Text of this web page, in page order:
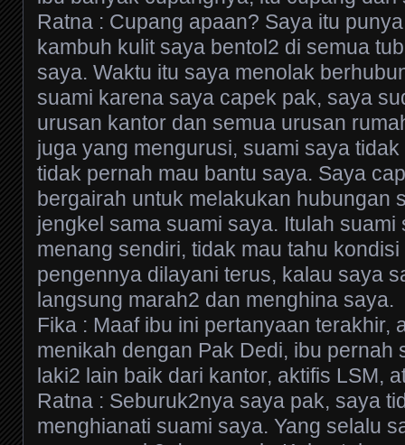
Ratna : Cupang apaan? Saya itu
kambuh kulit saya bentol2 di semua
saya. Waktu itu saya menolak
suami karena saya capek pak, saya
urusan kantor dan semua urusan
juga yang mengurusi, suami saya
tidak pernah mau bantu saya. Saya
bergairah untuk melakukan hubungan
jengkel sama suami saya. Itulah
menang sendiri, tidak mau tahu
pengennya dilayani terus, kalau saya
langsung marah2 dan menghina saya.
Fika : Maaf ibu ini pertanyaan terakhir,
menikah dengan Pak Dedi, ibu pernah
laki2 lain baik dari kantor, aktifis LSM,
Ratna : Seburuk2nya saya pak, saya
menghianati suami saya. Yang selalu